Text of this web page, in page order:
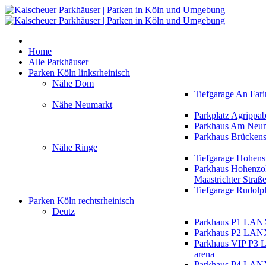
Home
Alle Parkhäuser
Parken Köln linksrheinisch
Nähe Dom
Tiefgarage An
Nähe Neumarkt
Parkplatz
Parkhaus Am
Parkhaus
Nähe Ringe
Tiefgarage
Parkhaus
Maastrichter Straße
Tiefgarage
Parken Köln rechtsrheinisch
Deutz
Parkhaus P1
Parkhaus P2
Parkhaus VIP P3
arena